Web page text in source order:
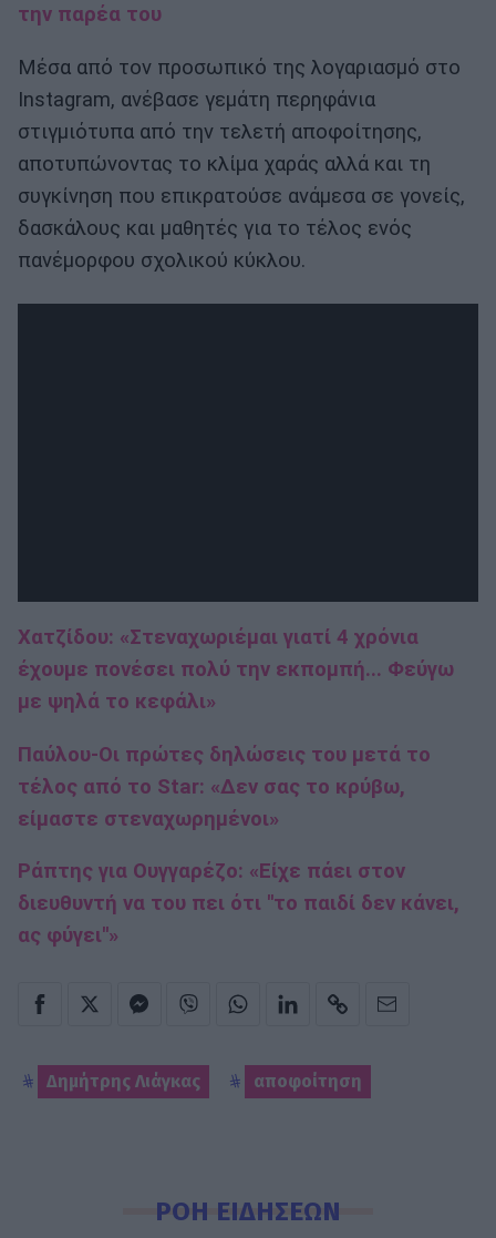
την παρέα του
Μέσα από τον προσωπικό της λογαριασμό στο
Instagram, ανέβασε γεμάτη περηφάνια
στιγμιότυπα από την τελετή αποφοίτησης,
αποτυπώνοντας το κλίμα χαράς αλλά και τη
συγκίνηση που επικρατούσε ανάμεσα σε γονείς,
δασκάλους και μαθητές για το τέλος ενός
πανέμορφου σχολικού κύκλου.
Χατζίδου: «Στεναχωριέμαι γιατί 4 χρόνια
έχουμε πονέσει πολύ την εκπομπή... Φεύγω
με ψηλά το κεφάλι»
Παύλου-Οι πρώτες δηλώσεις του μετά το
τέλος από το Star: «Δεν σας το κρύβω,
είμαστε στεναχωρημένοι»
Ράπτης για Ουγγαρέζο: «Είχε πάει στον
διευθυντή να του πει ότι ''το παιδί δεν κάνει,
ας φύγει''»
Δημήτρης Λιάγκας αποφοίτηση
ΡΟΗ ΕΙΔΗΣΕΩΝ